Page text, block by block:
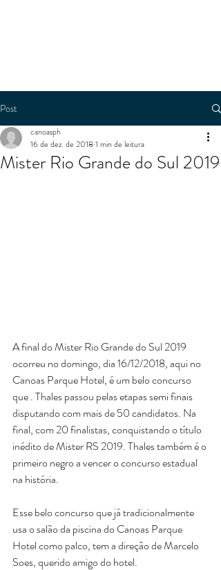
Post
Mister Rio Grande do Sul 2019
canoasph
16 de dez. de 2018 1 min de leitura
A final do Mister Rio Grande do Sul 2019
ocorreu no domingo, dia 16/12/2018, aqui no
Canoas Parque Hotel, é um belo concurso
que . Thales passou pelas etapas semi finais
disputando com mais de 50 candidatos. Na
final, com 20 finalistas, conquistando o título
inédito de Mister RS 2019. Thales também é o
primeiro negro a vencer o concurso estadual
na história.
Esse belo concurso que já tradicionalmente
usa o salão da piscina do Canoas Parque
Hotel como palco, tem a direção de Marcelo
Soes, querido amigo do hotel.